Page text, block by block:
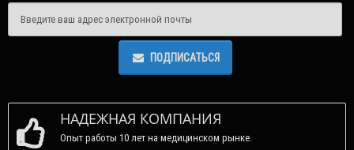
ПОДПИСАТЬСЯ
НАДЕЖНАЯ КОМПАНИЯ
Опыт работы 10 лет на медицинском рынке.